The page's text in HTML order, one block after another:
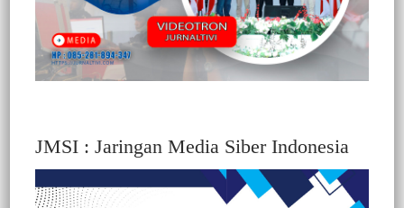
Berinisial AL Terduga Tersangka Tambang
Emas IlegalBerita Video : Eva Stevany Rataba Kembali
Salurkan PIP Aspirasi Tahap 1 Kepada 9.245 Pelajar
Di Tana Toraja
Saharuddin Langsung Telepon Kadisdik Sulsel saat
Reses, Aspirasi Keluhan SMAN 11 Enrekang
Ditindaklanjuti
JMSI : Jaringan Media Siber Indonesia